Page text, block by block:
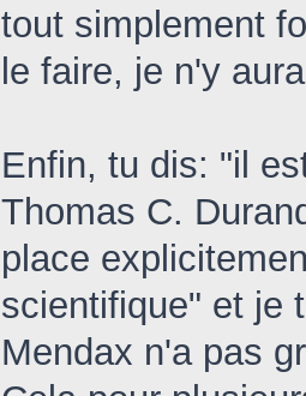
tout simplement
le faire, je n'y
Enfin, tu dis: "il
Thomas C.
place
scientifique" et je
Mendax n'a pas